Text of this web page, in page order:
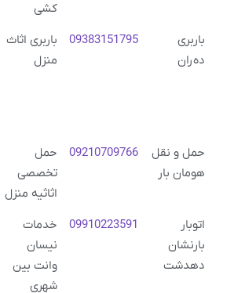
کشی
باربری
ده‌ران
09383151795
باربری اثاث
منزل
حمل و نقل
هومان بار
09210709766
حمل
تخصصی
اثاثیه منزل
اتوبار
بارنشان
دهدشت
09910223591
خدمات
نیسان
وانت بین
شهری